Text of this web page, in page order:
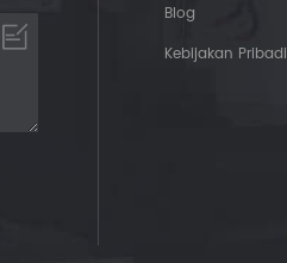
Blog
Kebijakan Pribadi